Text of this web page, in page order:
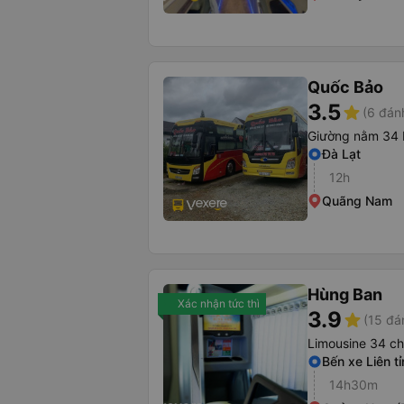
Quốc Bảo
3.5star (6
Giường nằm 34
Đà Lạt
12h
Quãng Nam
Xác nhận tức thì Hùng Ban
3.9star (15
Limousine 34
Bến xe Liên
14h30m